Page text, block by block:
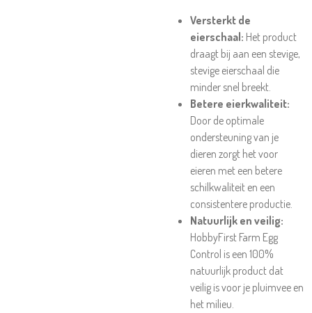
Versterkt de
eierschaal: Het product
draagt bij aan een stevige,
stevige eierschaal die
minder snel breekt.
Betere eierkwaliteit:
Door de optimale
ondersteuning van je
dieren zorgt het voor
eieren met een betere
schilkwaliteit en een
consistentere productie.
Natuurlijk en veilig:
HobbyFirst Farm Egg
Control is een 100%
natuurlijk product dat
veilig is voor je pluimvee en
het milieu.